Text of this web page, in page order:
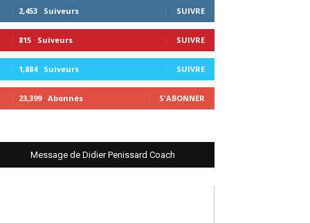
2,453 Suiveurs SUIVRE
815 Suiveurs SUIVRE
1,884 Suiveurs SUIVRE
23,399 Abonnés S'ABONNER
Message de Didier Penissard Coach